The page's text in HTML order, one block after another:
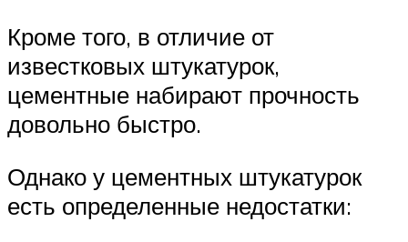
Кроме того, в отличие от
известковых штукатурок,
цементные набирают прочность
довольно быстро.
Однако у цементных штукатурок
есть определенные недостатки: